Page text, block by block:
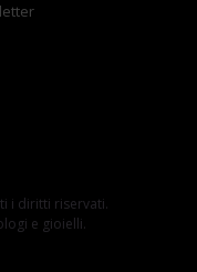
i diritti riservati.
e gioielli.